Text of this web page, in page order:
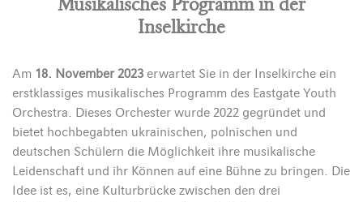
Inselkirche
Am 18. November 2023 erwartet Sie in der Inselkirche ein
erstklassiges musikalisches Programm des Eastgate Youth
Orchestra. Dieses Orchester wurde 2022 gegründet und
bietet hochbegabten ukrainischen, polnischen und
deutschen Schülern die Möglichkeit ihre musikalische
Leidenschaft und ihr Können auf eine Bühne zu bringen. Die
Idee ist es, eine Kulturbrücke zwischen den drei